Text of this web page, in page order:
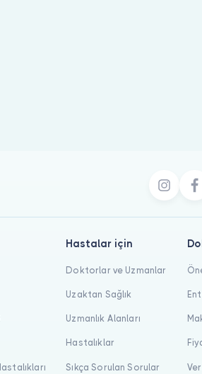
Hastalar için
Doktorlar ve Uzmanlar
Uzaktan Sağlık
Uzmanlık Alanları
Hastalıklar
Sıkça Sorulan Sorular